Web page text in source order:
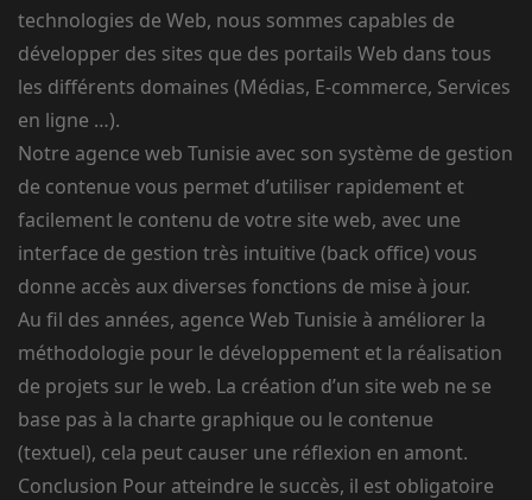
technologies de Web, nous sommes capables de
développer des sites que des portails Web dans tous
les différents domaines (Médias, E-commerce, Services
en ligne …).
Notre agence web Tunisie avec son système de gestion
de contenue vous permet d’utiliser rapidement et
facilement le contenu de votre site web, avec une
interface de gestion très intuitive (back office) vous
donne accès aux diverses fonctions de mise à jour.
Au fil des années, agence Web Tunisie à améliorer la
méthodologie pour le développement et la réalisation
de projets sur le web. La création d’un site web ne se
base pas à la charte graphique ou le contenue
(textuel), cela peut causer une réflexion en amont.
Conclusion Pour atteindre le succès, il est obligatoire